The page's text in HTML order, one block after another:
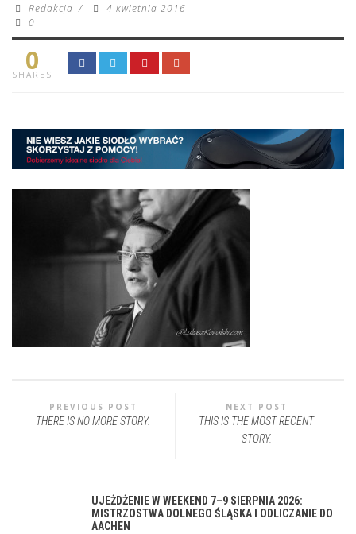
Redakcja /
4 kwietnia 2016
0
0
SHARES
PREVIOUS POST
THERE IS NO MORE STORY.
NEXT POST
THIS IS THE MOST RECENT
STORY.
UJEŻDŻENIE W WEEKEND 7–9 SIERPNIA 2026:
MISTRZOSTWA DOLNEGO ŚLĄSKA I ODLICZANIE DO
AACHEN